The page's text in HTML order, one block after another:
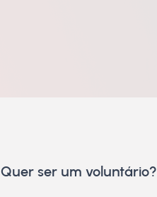
Quer ser um voluntário?